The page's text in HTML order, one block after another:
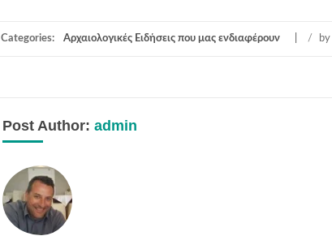
Categories: Αρχαιολογικές Ειδήσεις που μας ενδιαφέρουν / by
Post Author: admin